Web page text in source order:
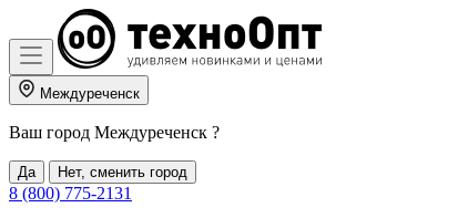
Междуреченск
Ваш город Междуреченск ?
Да Нет, сменить город
8 (800) 775-2131